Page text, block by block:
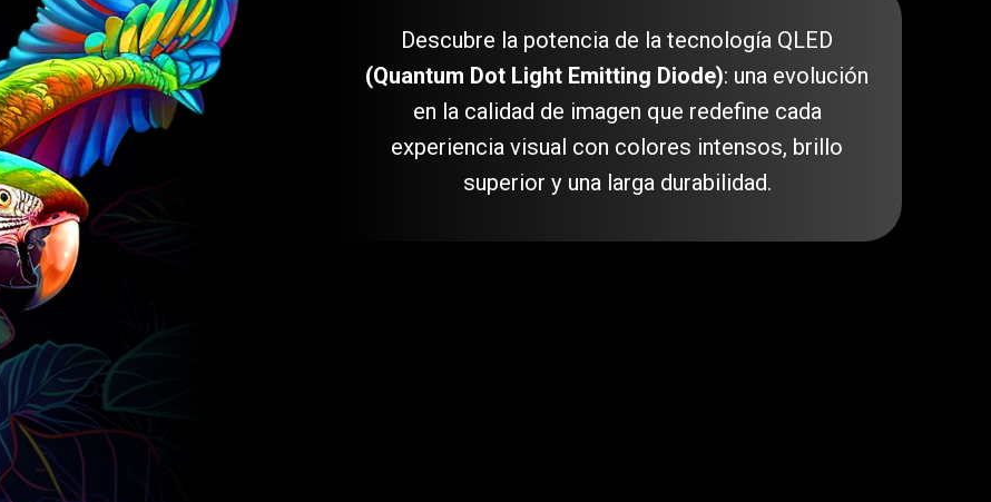
Descubre la potencia de la tecnología QLED
(Quantum Dot Light Emitting Diode): una evolución
en la calidad de imagen que redefine cada
experiencia visual con colores intensos, brillo
superior y una larga durabilidad.